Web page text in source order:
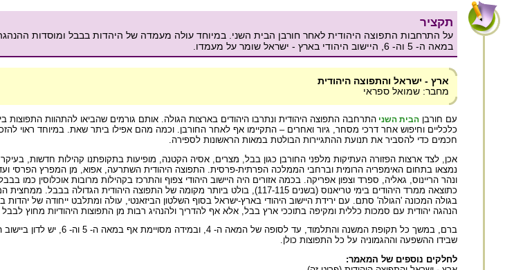
תקציר
במאה ה- 5 וה- 6, היישוב היהודי בארץ - ישראל שומר על מעמדו.
ארץ - ישראל והתפוצה היהודית
מחבר: שמואל ספראי
עם חורבן הבית השני התרחבה התפוצה היהודית ונתרבו היהודים בארצות הגולה. אותם גורמים שהביאו להתהוות התפוצות
כלכליים וחיפוש אחר דרכי מסחר, גיור ואחרים – התקיימו אף לאחר החורבן. וכמה מהם אפילו ביתר שאת. במיוחד ראוי
חכמים כדי להסביר את תנועת ההתגיירות הבולטת במאות הראשונות לספירה.
אכן, לצד ארצות הפזורה העתיקות מלפני החורבן כגון בבל, מצרים, אסיה הקטנה, מופיעות בתקופתנו קהילות חדשות, בעיקר
נמצאו בתחום האימפריה הרומית וברחבי הממלכה הפרתית-פרסית. התפוצה היהודית השתרעה, אפוא, מן המפרץ הפרסי ועד
ונהר הריינוס, גאליה, ספרד וצפון אפריקה. בכמה אזורים היה היישוב היהודי צפוף והתרכז בקהילות מרובות אוכלוסין כמו
בגולה המכונה 'הגולה' סתם. עם ירידת היישוב היהודי בארץ-ישראל בסוף השלטון הביזאנטי, עולה ומתלבט ייחודה של
הנהגה יהודית עם סמכות כללית ומקיפה בתוככי ארץ בבל, אלא אף להדריך ולהנהיג רבות מן התפוצות היהודיות מחוץ
ברם, במשך כל תקופת המשנה
שבידו ההשפעה וההגמוניה על כל התפוצות כולן.
לחלקים נוספים של המאמר: